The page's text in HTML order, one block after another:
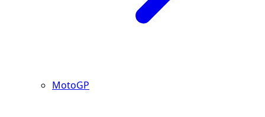
MotoGP